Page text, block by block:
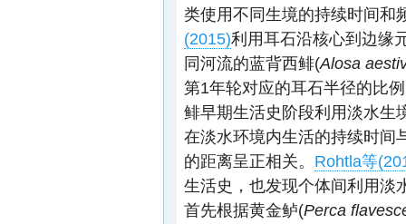
类使用不同生境的持续时间和
(2015)利用耳石沿核心到边缘
同河流的蓝背西鲱(Alosa
第1年轮对应的耳石半径的比
鲱早期生活史阶段利用淡水生
在淡水环境内生活的持续时间
的距离呈正相关。 Rohtla等
生活史，也发现个体间利用淡
首先根据黄金鲈(Perca